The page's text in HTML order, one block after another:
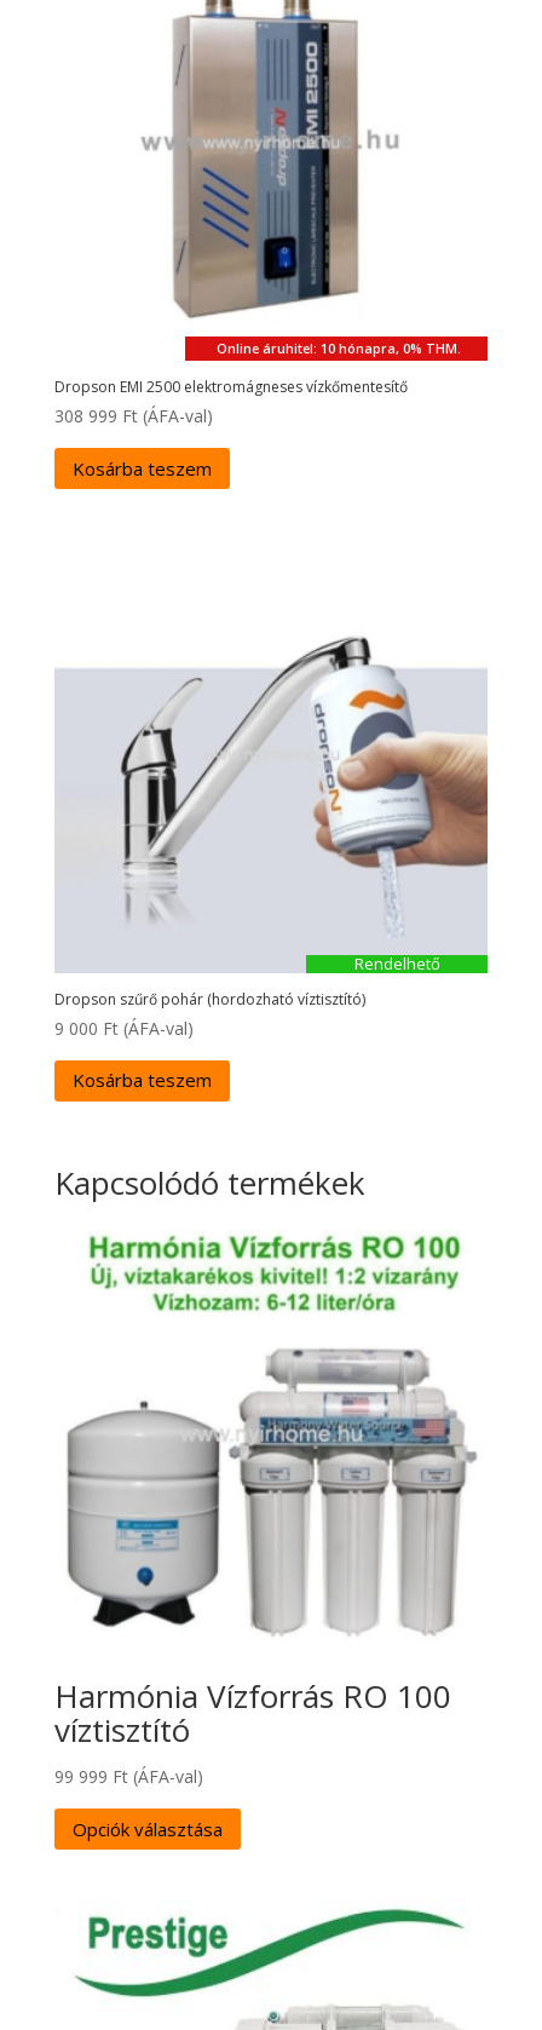
Online áruhitel: 10 hónapra, 0% THM.
Dropson EMI 2500 elektromágneses vízkőmentesítő
308 999 Ft (ÁFA-val)
Kosárba teszem
Rendelhető
Dropson szűrő pohár (hordozható víztisztító)
9 000 Ft (ÁFA-val)
Kosárba teszem
Kapcsolódó termékek
Harmónia Vízforrás RO 100
víztisztító
99 999 Ft (ÁFA-val)
Opciók választása